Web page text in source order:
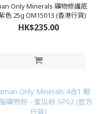
Only Minerals 礦物修護底
霜 紫色 25g OM15013 (香港行貨)
HK$235.00